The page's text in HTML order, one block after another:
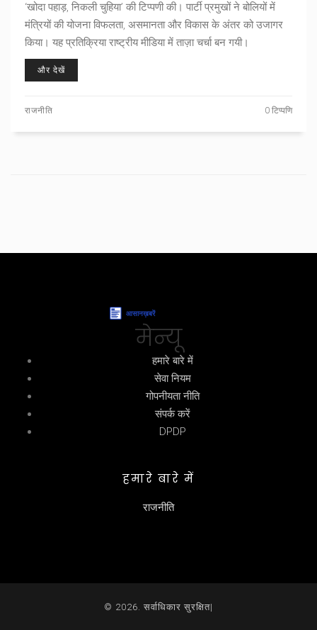
‘खोदा पहाड़, निकली चुहिया’ की टिप्पणी की। पार्टी प्रमुखों ने बोलियों में
मंत्रियों की योजना विफलता, असमानता और विकास के अंतर को उजागर
किया। यह प्रतिक्रिया राष्ट्रीय मीडिया में ताज़ा चर्चा बन गयी।
और देखें
राजनीति 0 टिप्पणि
मेन्यू
हमारे बारे में
सेवा नियम
गोपनीयता नीति
संपर्क करें
DPDP
हमारे बारे में
राजनीति
© 2026. सर्वाधिकार सुरक्षित|